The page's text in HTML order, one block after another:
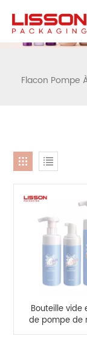
Flacon Pompe
Bouteille vide
de pompe de
de nettoyant